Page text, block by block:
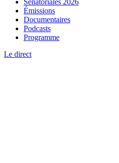
Sénatoriales 2026
Émissions
Documentaires
Podcasts
Programme
Le direct